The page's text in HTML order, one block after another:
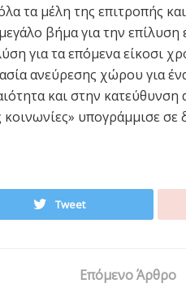
τα μέλη της επιτροπής
βήμα για την
για τα επόμενα είκοσι
ανεύρεσης χώρου για
και στην
κοινωνίες» υπογράμμισε
Tweet
Επόμενο Άρθρο